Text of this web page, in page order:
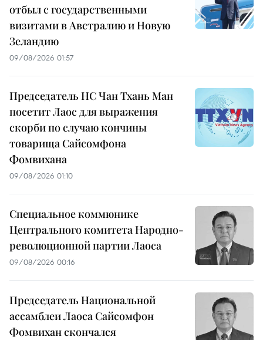
отбыл с государственными
визитами в Австралию и Новую
Зеландию
09/08/2026 01:57
Председатель НС Чан Тхань Ман
посетит Лаос для выражения
скорби по случаю кончины
товарища Сайсомфона
Фомвихана
09/08/2026 01:10
Специальное коммюнике
Центрального комитета Народно-
революционной партии Лаоса
09/08/2026 00:16
Председатель Национальной
ассамблеи Лаоса Сайсомфон
Фомвихан скончался